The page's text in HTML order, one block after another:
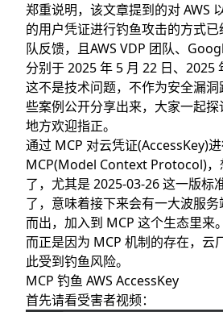
发生了什么
怎么做到的
MCP钓鱼 Google Cloud
发生了什么
怎么做到的
为什么没有Azure
背景补充
MCP OAuth
模式 1：MCP Server同时作为
和Authorization Server
模式2：委托第三方
权(不彻底)
模式3：委托第三方
权(彻底)
郑重说明，该文章提到的对 AWS
的用户凭证进行钓鱼攻击的方式
队反馈，且AWS VDP 团队、
分别于 2025 年 5 月 22 日、2025
这不是技术问题，不作为安全漏
些案例公开分享出来，大家一起
地方欢迎指正。
通过 MCP 对云凭证(AccessKey)
MCP(Model Context Protocol)，
了，尤其是2025-03-26 这一版标
了，意味着接下来会有一大波服
而出，加入到 MCP 这个生态里来。
而正是因为 MCP 机制的存在，云
此受到钓鱼风险。
MCP 钓鱼 AWS AccessKey
首先请看受害者视频：